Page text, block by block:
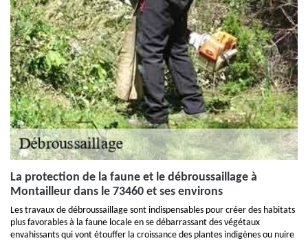
La protection de la faune et le débroussaillage à
Montailleur dans le 73460 et ses environs
Les travaux de débroussaillage sont indispensables pour créer des habitats
plus favorables à la faune locale en se débarrassant des végétaux
envahissants qui vont étouffer la croissance des plantes indigènes ou nuire